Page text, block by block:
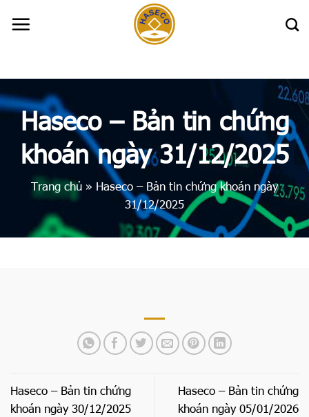
Haseco – Bản tin chứng
khoán ngày 31/12/2025
Trang chủ » Haseco – Bản tin chứng khoán ngày
31/12/2025
Haseco – Bản tin chứng
khoán ngày 30/12/2025
Haseco – Bản tin chứng
khoán ngày 05/01/2026